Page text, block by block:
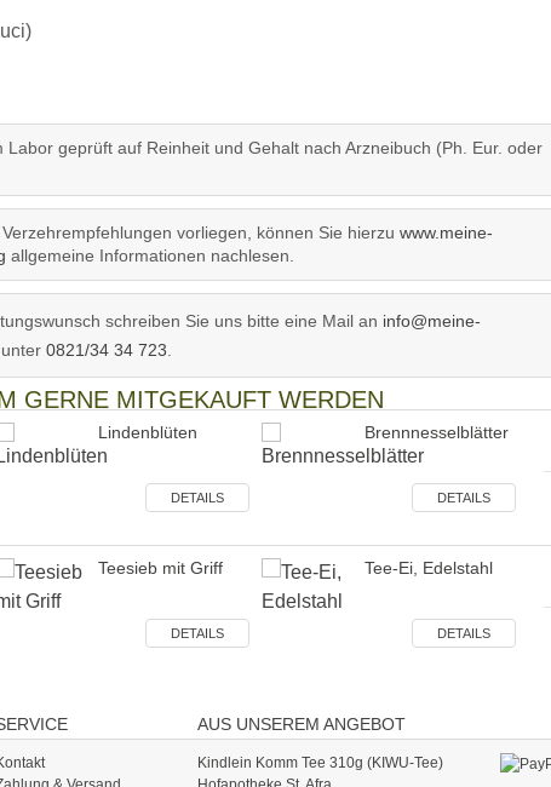
geprüft auf Reinheit und Gehalt nach Arzneibuch (Ph. Eur. oder
vorliegen, können Sie hierzu www.meine-
allgemeine Informationen nachlesen.
schreiben Sie uns bitte eine Mail an info@meine-
0821/34 34 723
GERNE MITGEKAUFT WERDEN
Lindenblüten
DETAILS
Brennnesselblätter
DETAILS
Teesieb mit Griff
DETAILS
Tee-Ei, Edelstahl
DETAILS
AUS UNSEREM ANGEBOT
Kindlein Komm Tee 310g (KIWU-Tee)